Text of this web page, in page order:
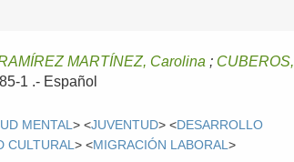
MARTÍNEZ, Carolina ; CUBEROS,
1 .- Español
MENTAL> <JUVENTUD> <DESARROLLO
CULTURAL> <MIGRACIÓN LABORAL>